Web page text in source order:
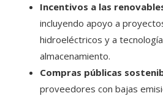
Incentivos a las
incluyendo apoyo a
hidroeléctricos y a
almacenamiento.
Compras públicas
proveedores con bajas